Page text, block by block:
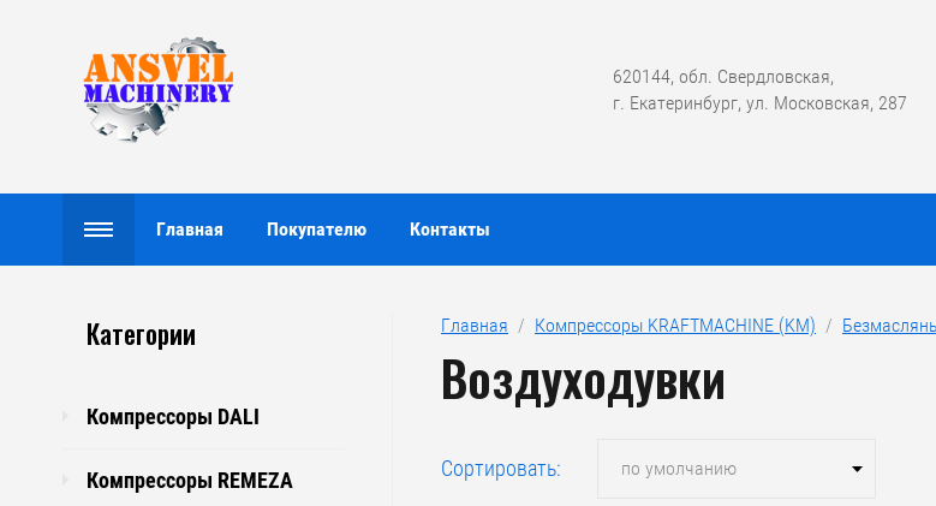
Главная Покупателю Контакты
620144, обл. Свердловская,
г. Екатеринбург, ул. Московская, 287
Категории
Компрессоры DALI
Компрессоры REMEZA
Главная
  /
Компрессоры KRAFTMACHINE (KM)
  /
Воздуходувки
Сортировать: по умолчанию